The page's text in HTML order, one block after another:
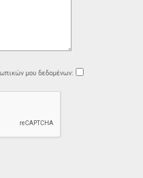
μου δεδομένων: